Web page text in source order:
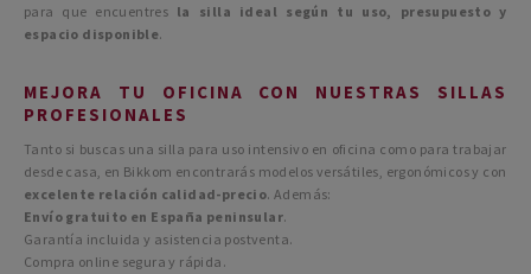
para que encuentres la silla ideal según tu uso, presupuesto y
espacio disponible.
MEJORA TU OFICINA CON NUESTRAS SILLAS
PROFESIONALES
Tanto si buscas una silla para uso intensivo en oficina como para trabajar
desde casa, en Bikkom encontrarás modelos versátiles, ergonómicos y con
excelente relación calidad-precio. Además:
Envío gratuito en España peninsular.
Garantía incluida y asistencia postventa.
Compra online segura y rápida.